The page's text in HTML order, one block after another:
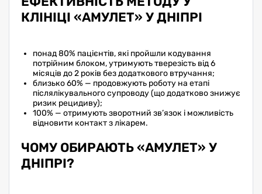
КЛІНІЦІ «АМУЛЕТ» У ДНІПРІ
понад 80% пацієнтів, які пройшли кодування
потрійним блоком, утримують тверезість від 6
місяців до 2 років без додаткового втручання;
близько 60% — продовжують роботу на етапі
післялікувального супроводу (що додатково знижує
ризик рецидиву);
100% — отримують зворотний зв’язок і можливість
відновити контакт з лікарем.
ЧОМУ ОБИРАЮТЬ «АМУЛЕТ» У
ДНІПРІ?